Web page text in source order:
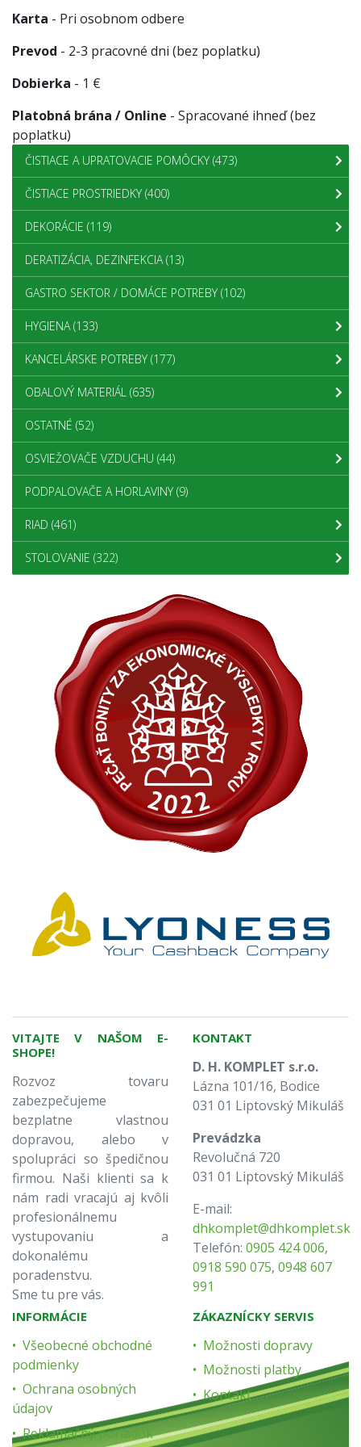
Karta - Pri osobnom odbere
Prevod - 2-3 pracovné dni (bez poplatku)
Dobierka - 1 €
Platobná brána / Online - Spracované ihneď (bez
poplatku)
ČISTIACE A UPRATOVACIE POMÔCKY (473)
ČISTIACE PROSTRIEDKY (400)
DEKORÁCIE (119)
DERATIZÁCIA, DEZINFEKCIA(13)
GASTRO SEKTOR / DOMÁCE POTREBY (102)
HYGIENA(133)
KANCELÁRSKE POTREBY (177)
OBALOVÝ MATERIÁL (635)
OSTATNÉ (52)
OSVIEŽOVAČE VZDUCHU (44)
PODPALOVAČE A HORLAVINY (9)
RIAD (461)
STOLOVANIE (322)
VITAJTE V NAŠOM E-
SHOPE!
Rozvoz tovaru
zabezpečujeme
bezplatne vlastnou
dopravou, alebo v
spolupráci so špedičnou
firmou. Naši klienti sa k
nám radi vracajú aj kvôli
profesionálnemu
vystupovaniu a
dokonalému
poradenstvu.
Sme tu pre vás.
KONTAKT
D. H. KOMPLET s.r.o.
Lázna 101/16, Bodice
031 01 Liptovský Mikuláš
Prevádzka
Revolučná 720
031 01 Liptovský Mikuláš
E-mail:
dhkomplet@dhkomplet.sk
Telefón: 0905 424 006,
0918 590 075, 0948 607
991
INFORMÁCIE
Všeobecné obchodné
podmienky
Ochrana osobných
údajov
Reklamačný poriadok
ZÁKAZNÍCKY SERVIS
Možnosti dopravy
Možnosti platby
Kontakt